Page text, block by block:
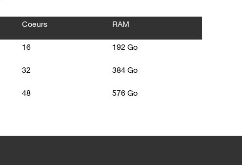
Coeurs RAM
16 192 Go
32 384 Go
48 576 Go